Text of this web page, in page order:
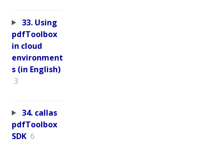
33. Using
pdfToolbox
in cloud
environment
s (in English)
3
34. callas
pdfToolbox
SDK 6